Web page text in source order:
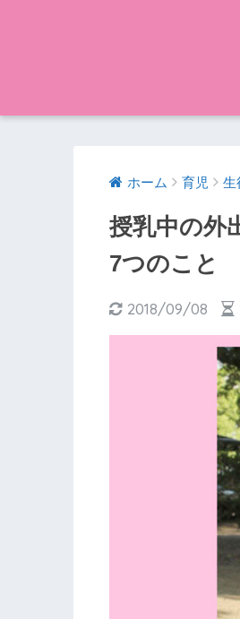
ホーム 育児 生
授乳中の外
7つのこと
2018/09/08